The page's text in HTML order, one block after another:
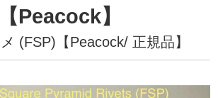
【Peacock】
(FSP)【Peacock/ 正規品】